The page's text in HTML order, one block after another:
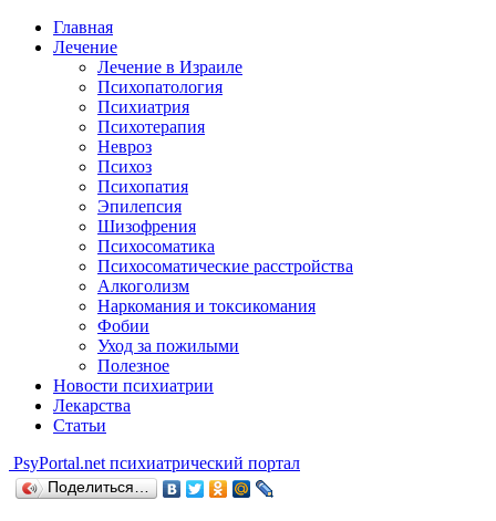
Главная
Лечение
Лечение в Израиле
Психопатология
Психиатрия
Психотерапия
Невроз
Психоз
Психопатия
Эпилепсия
Шизофрения
Психосоматика
Психосоматические расстройства
Алкоголизм
Наркомания и токсикомания
Фобии
Уход за пожилыми
Полезное
Новости психиатрии
Лекарства
Статьи
PsyPortal.net психиатрический портал
Поделиться…